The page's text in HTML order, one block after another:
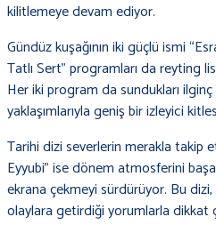
kilitlemeye devam ediyor.
Gündüz kuşağının iki güçlü ismi
Tatlı Sert” programları da reyting
Her iki program da sundukları
yaklaşımlarıyla geniş bir izleyici
Tarihi dizi severlerin merakla takip
Eyyubi” ise dönem atmosferini
ekrana çekmeyi sürdürüyor. Bu
olaylara getirdiği yorumlarla dikkat